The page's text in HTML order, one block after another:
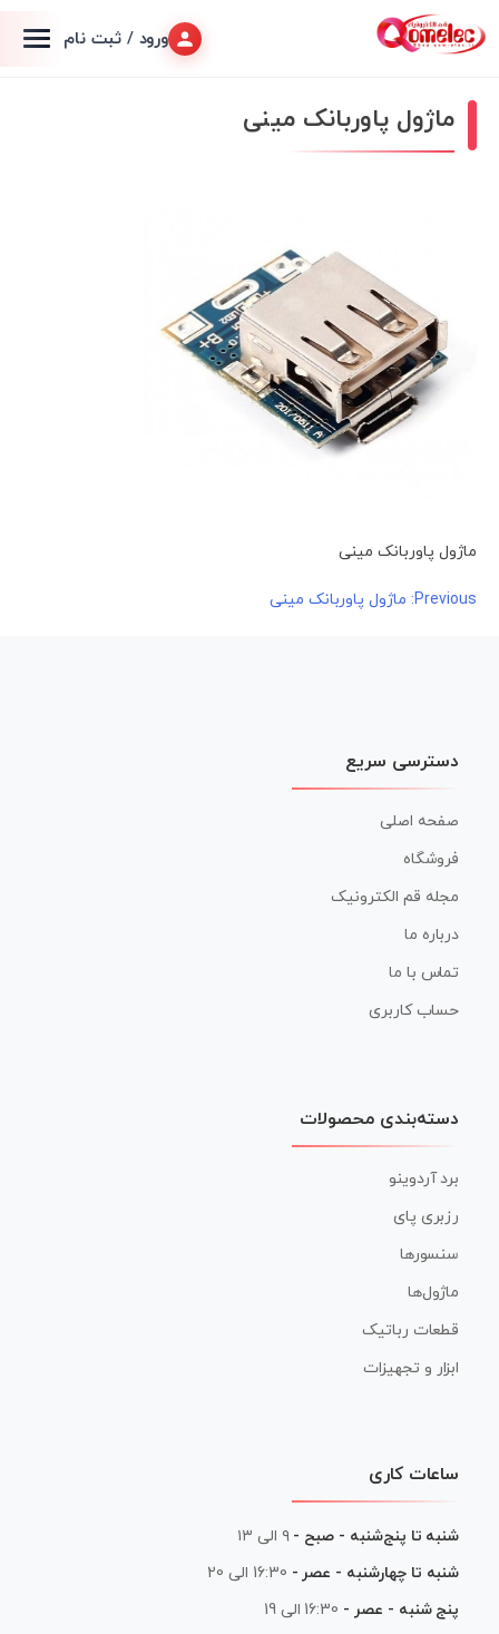
ورود / ثبت نام
ماژول پاوربانک مینی
ماژول پاوربانک مینی
راهبری
Previous: ماژول پاوربانک مینی
دسترسی سریع
صفحه اصلی
فروشگاه
مجله قم الکترونیک
درباره ما
تماس با ما
حساب کاربری
دسته‌بندی محصولات
برد آردوینو
رزبری پای
سنسورها
ماژول‌ها
قطعات رباتیک
ابزار و تجهیزات
ساعات کاری
شنبه تا پنج‌شنبه - صبح - ۹ الی ۱۳
شنبه تا چهارشنبه - عصر - 16:30 الی 20
پنج شنبه - عصر - 16:30 الی 19